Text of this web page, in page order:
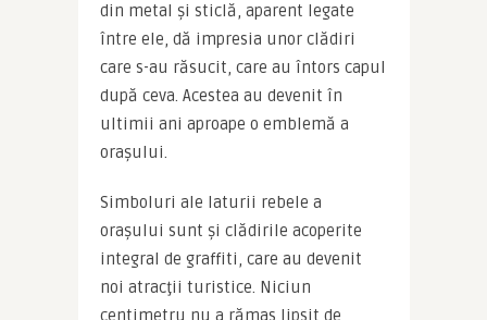
din metal și sticlă, aparent legate
între ele, dă impresia unor clădiri
care s-au răsucit, care au întors capul
după ceva. Acestea au devenit în
ultimii ani aproape o emblemă a
orașului.
Simboluri ale laturii rebele a
orașului sunt și clădirile acoperite
integral de graffiti, care au devenit
noi atracţii turistice. Niciun
centimetru nu a rămas lipsit de